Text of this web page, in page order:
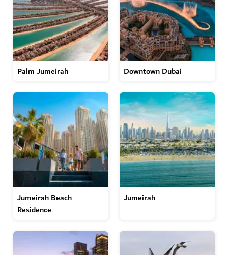
Palm Jumeirah Downtown Dubai
Jumeirah Beach
Residence
Jumeirah